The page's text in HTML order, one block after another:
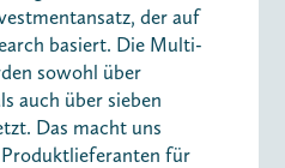
der auf
basiert. Die Multi-
sowohl über
auch über sieben
Das macht uns
Produktlieferanten für